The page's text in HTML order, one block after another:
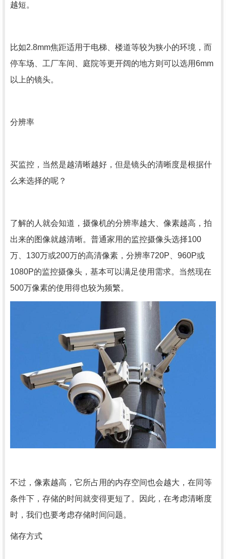
越短。
比如2.8mm焦距适用于电梯、楼道等较为狭小的环境，而
停车场、工厂车间、庭院等更开阔的地方则可以选用6mm
以上的镜头。
分辨率
买监控，当然是越清晰越好，但是镜头的清晰度是根据什
么来选择的呢？
了解的人就会知道，摄像机的分辨率越大、像素越高，拍
出来的图像就越清晰。普通家用的监控摄像头选择100
万、130万或200万的高清像素，分辨率720P、960P或
1080P的监控摄像头，基本可以满足使用需求。当然现在
500万像素的使用得也较为频繁。
不过，像素越高，它所占用的内存空间也会越大，在同等
条件下，存储的时间就变得更短了。因此，在考虑清晰度
时，我们也要考虑存储时间问题。
储存方式